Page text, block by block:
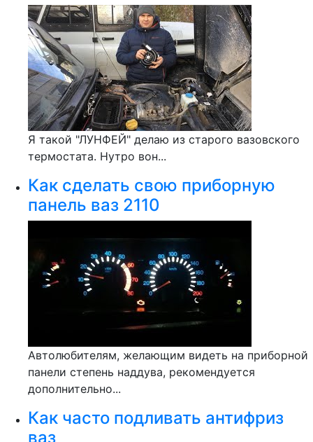
Я такой "ЛУНФЕЙ" делаю из старого вазовского
термостата. Нутро вон...
Как сделать свою приборную
панель ваз 2110
Автолюбителям, желающим видеть на приборной
панели степень наддува, рекомендуется
дополнительно...
Как часто подливать антифриз
ваз